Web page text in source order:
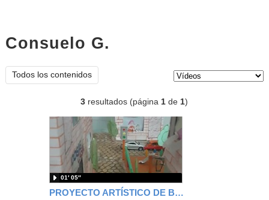
Consuelo G.
Todos los contenidos
3 resultados (página1 de1)
PROYECTO ARTÍSTICO DE BENJA DURANTE EL CONFINAMIENTO
01′ 05″